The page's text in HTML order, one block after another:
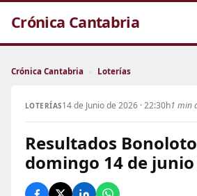
Crónica Cantabria
Crónica Cantabria › Loterías
LOTERÍAS14 de Junio de 2026 · 22:30h1 min
Resultados
domingo 14 de junio